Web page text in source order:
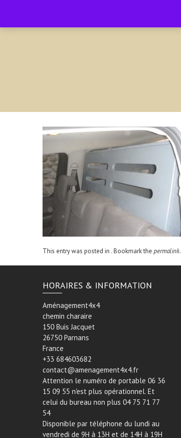
This entry was posted in . Bookmark the permalink.
HORAIRES & INFORMATION
Aménagement4x4
chemin charaire
150 Buis Jacquet
26750 Parnans
France
+33 684603682
contact@amenagement4x4.fr
Attention le numéro de portable 06 36
15 09 55 n'est plus opérationnel. Et
celui du bureau non plus 04 75 71 77
54
Disponible par téléphone du lundi au
vendredi de 9H à 13H et de 14H à 19H